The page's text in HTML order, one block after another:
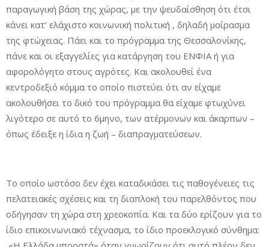
παραγωγική βάση της χώρας, με την ψευδαίσθηση ότι έτσι
κάνει κατ’ ελάχιστο κοινωνική πολιτική , δηλαδή μοίρασμα
της φτώχειας. Πάει και το πρόγραμμα της Θεσσαλονίκης,
πάνε και οι εξαγγελίες για κατάργηση του ΕΝΦΙΑ ή για
αφορολόγητο στους αγρότες. Και ακολουθεί ένα
κεντροδεξιό κόμμα το οποίο πιστεύει ότι αν είχαμε
ακολουθήσει το δικό του πρόγραμμα θα είχαμε φτωχύνει
λιγότερο σε αυτό το 6μηνο, των ατέρμονων και άκαρπων –
όπως έδειξε η ίδια η ζωή – διαπραγματεύσεων.
Το οποίο ωστόσο δεν έχει καταδικάσει τις παθογένειες τις
πελατειακές σχέσεις και τη διαπλοκή του παρελθόντος που
οδήγησαν τη χώρα στη χρεοκοπία. Και τα δύο ερίζουν για το
ίδιο επικοινωνιακό τέχνασμα, το ίδιο προεκλογικό σύνθημα: